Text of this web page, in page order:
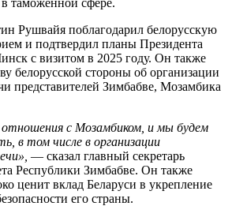
Рушвайя поблагодарил белорусскую
и подтвердил планы Президента
с визитом в 2025 году. Он также
белорусской стороны об организации
представителей Зимбабве, Мозамбика
с Мозамбиком, и мы будем
в том числе в организации
— сказал главный секретарь
Республики Зимбабве. Он также
ценит вклад Беларуси в укрепление
его страны.